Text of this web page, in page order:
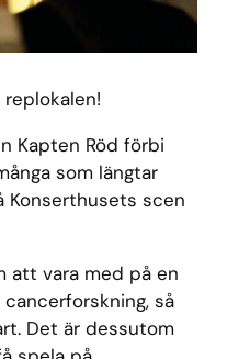
Kapten Röd förbi
som längtar
scen
att vara med på en
så
Det är dessutom